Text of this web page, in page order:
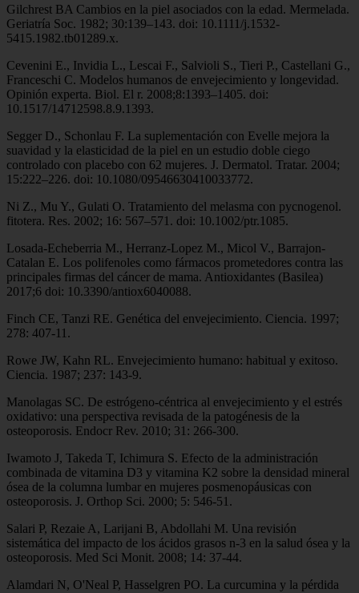
Gilchrest BA Cambios en la piel asociados con la edad. Mermelada.
Geriatría Soc. 1982; 30:139–143. doi: 10.1111/j.1532-
5415.1982.tb01289.x.
Cevenini E., Invidia L., Lescai F., Salvioli S., Tieri P., Castellani G.,
Franceschi C. Modelos humanos de envejecimiento y longevidad.
Opinión experta. Biol. El r. 2008;8:1393–1405. doi:
10.1517/14712598.8.9.1393.
Segger D., Schonlau F. La suplementación con Evelle mejora la
suavidad y la elasticidad de la piel en un estudio doble ciego
controlado con placebo con 62 mujeres. J. Dermatol. Tratar. 2004;
15:222–226. doi: 10.1080/09546630410033772.
Ni Z., Mu Y., Gulati O. Tratamiento del melasma con pycnogenol.
fitotera. Res. 2002; 16: 567–571. doi: 10.1002/ptr.1085.
Losada-Echeberria M., Herranz-Lopez M., Micol V., Barrajon-
Catalan E. Los polifenoles como fármacos prometedores contra las
principales firmas del cáncer de mama. Antioxidantes (Basilea)
2017;6 doi: 10.3390/antiox6040088.
Finch CE, Tanzi RE. Genética del envejecimiento. Ciencia. 1997;
278: 407-11.
Rowe JW, Kahn RL. Envejecimiento humano: habitual y exitoso.
Ciencia. 1987; 237: 143-9.
Manolagas SC. De estrógeno-céntrica al envejecimiento y el estrés
oxidativo: una perspectiva revisada de la patogénesis de la
osteoporosis. Endocr Rev. 2010; 31: 266-300.
Iwamoto J, Takeda T, Ichimura S. Efecto de la administración
combinada de vitamina D3 y vitamina K2 sobre la densidad mineral
ósea de la columna lumbar en mujeres posmenopáusicas con
osteoporosis. J. Orthop Sci. 2000; 5: 546-51.
Salari P, Rezaie A, Larijani B, Abdollahi M. Una revisión
sistemática del impacto de los ácidos grasos n-3 en la salud ósea y la
osteoporosis. Med Sci Monit. 2008; 14: 37-44.
Alamdari N, O'Neal P, Hasselgren PO. La curcumina y la pérdida